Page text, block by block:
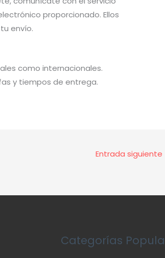
proporcionado. Ellos
envío.
como internacionales.
y tiempos de entrega.
Entrada siguiente
Categorías